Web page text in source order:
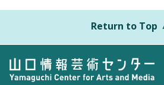
Return to Top